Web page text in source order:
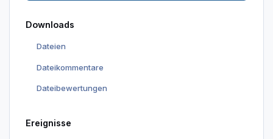
Downloads
Dateien
Dateikommentare
Dateibewertungen
Ereignisse